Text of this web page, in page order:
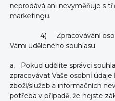
neprodává ani nevyměňuje s
marketingu.
4) Zpracovávání
Vámi uděleného souhlasu:
a. Pokud udělíte správci
zpracovávat Vaše osobní údaje
zboží/služeb a informačních
potřeba v případě, že nejste